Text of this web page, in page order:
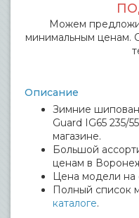
Можем
минимальным ценам.
Описание
Зимние
Guard IG65 235/
магазине.
Большой
ценам в
Цена модели на
Полный список
каталоге.